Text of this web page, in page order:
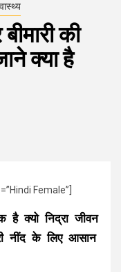
की
क्या है
Female”]
है क्यो निद्रा जीवन
नींद के लिए आसान